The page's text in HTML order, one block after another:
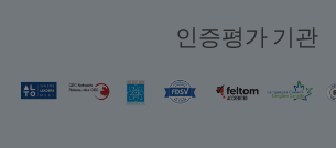
인증평가 기관